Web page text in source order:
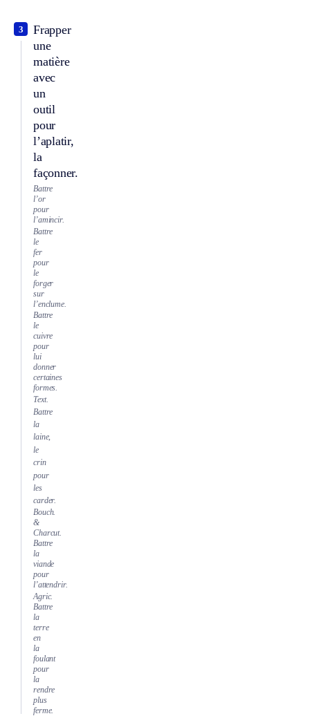
Frapper
une
matière
avec
un
outil
pour
l’aplatir,
la
façonner.
3
Battre
l’or
pour
l’amincir.
Battre
le
fer
pour
le
forger
sur
l’enclume.
Battre
le
cuivre
pour
lui
donner
certaines
formes.
Text.
Battre
la
laine,
le
crin
pour
les
carder.
Bouch.
&
Charcut.
Battre
la
viande
pour
l’attendrir.
Agric.
Battre
la
terre
en
la
foulant
pour
la
rendre
plus
ferme.